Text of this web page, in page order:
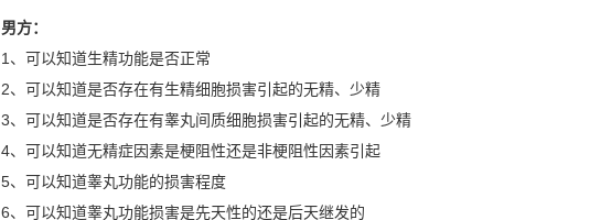
男方：
1、可以知道生精功能是否正常
2、可以知道是否存在有生精细胞损害引起的无精、少精
3、可以知道是否存在有睾丸间质细胞损害引起的无精、少精
4、可以知道无精症因素是梗阻性还是非梗阻性因素引起
5、可以知道睾丸功能的损害程度
6、可以知道睾丸功能损害是先天性的还是后天继发的